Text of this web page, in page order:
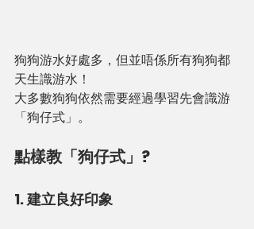
狗狗游水好處多，但並唔係所有狗狗都
天生識游水！
大多數狗狗依然需要經過學習先會識游
「狗仔式」。
點樣教「狗仔式」?
1. 建立良好印象